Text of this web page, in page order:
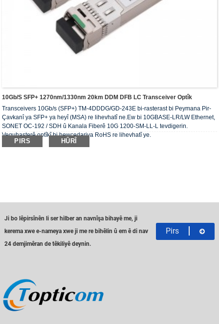
10Gb/s SFP+ 1270nm/1330nm 20km DDM DFB LC Transceiver Optîk
Transceivers 10Gb/s (SFP+) TM-4DDDG/GD-243E bi-rasterast bi Peymana Pir-
Çavkanî ya SFP+ ya heyî (MSA) re lihevhatî ne.Ew bi 10GBASE-LR/LW Ethernet,
SONET OC-192 / SDH û Kanala Fiberê 10G 1200-SM-LL-L tevdigerin.
Veguhasterê optîkî bi hewcedariya RoHS re lihevhatî ye.
PIRS HÛRÎ
Ji bo lêpirsînên li ser hilber an navnîşa bihayê me, ji
kerema xwe e-nameya xwe ji me re bihêlin û em ê di nav
24 demjimêran de têkiliyê deynin.
Pirs